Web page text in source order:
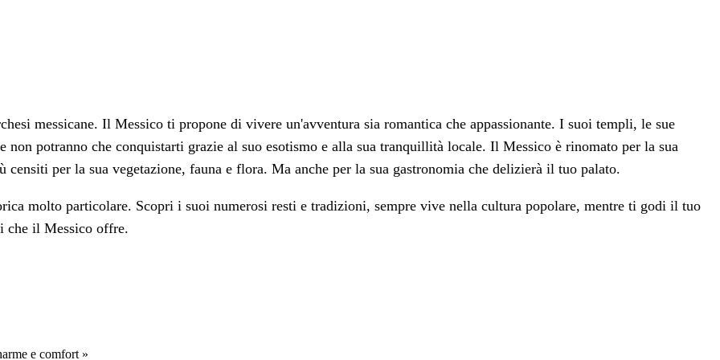
messicane. Il Messico ti propone di vivere un'avventura sia romantica che appassionante. I suoi templi, le sue
non potranno che conquistarti grazie al suo esotismo e alla sua tranquillità locale. Il Messico è rinomato per la sua
censiti per la sua vegetazione, fauna e flora. Ma anche per la sua gastronomia che delizierà il tuo palato.
molto particolare. Scopri i suoi numerosi resti e tradizioni, sempre vive nella cultura popolare, mentre ti godi il tuo
che il Messico offre.
e comfort »